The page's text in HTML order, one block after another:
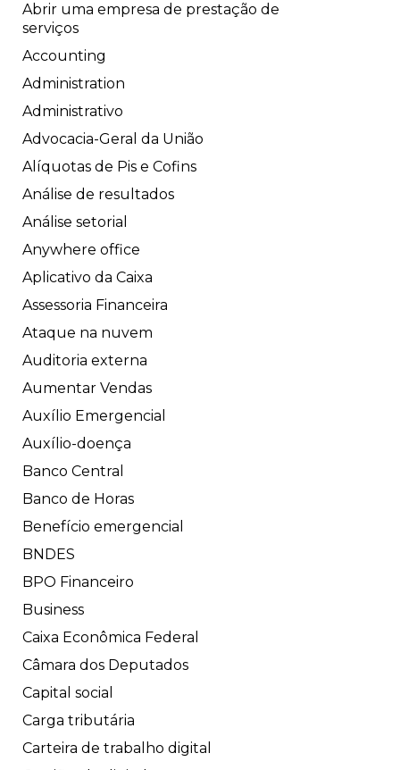
Abrir uma empresa de prestação de
serviços
Accounting
Administration
Administrativo
Advocacia-Geral da União
Alíquotas de Pis e Cofins
Análise de resultados
Análise setorial
Anywhere office
Aplicativo da Caixa
Assessoria Financeira
Ataque na nuvem
Auditoria externa
Aumentar Vendas
Auxílio Emergencial
Auxílio-doença
Banco Central
Banco de Horas
Benefício emergencial
BNDES
BPO Financeiro
Business
Caixa Econômica Federal
Câmara dos Deputados
Capital social
Carga tributária
Carteira de trabalho digital